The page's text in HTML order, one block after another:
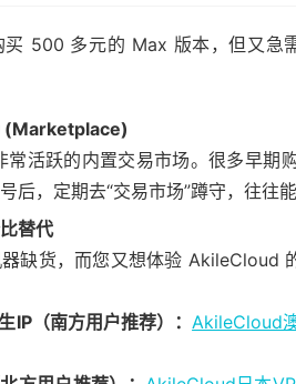
500 多元的 Max 版本，但又急
(Marketplace)
活跃的内置交易市场。很多早期
后，定期去“交易市场”蹲守，往往
替代
缺货，而您又想体验 AkileCloud
IP（南方用户推荐）：AkileCloud